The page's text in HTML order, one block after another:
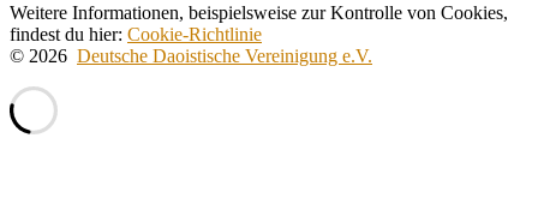
Weitere Informationen, beispielsweise zur Kontrolle von Cookies,
findest du hier: Cookie-Richtlinie
© 2026 Deutsche Daoistische Vereinigung e.V.